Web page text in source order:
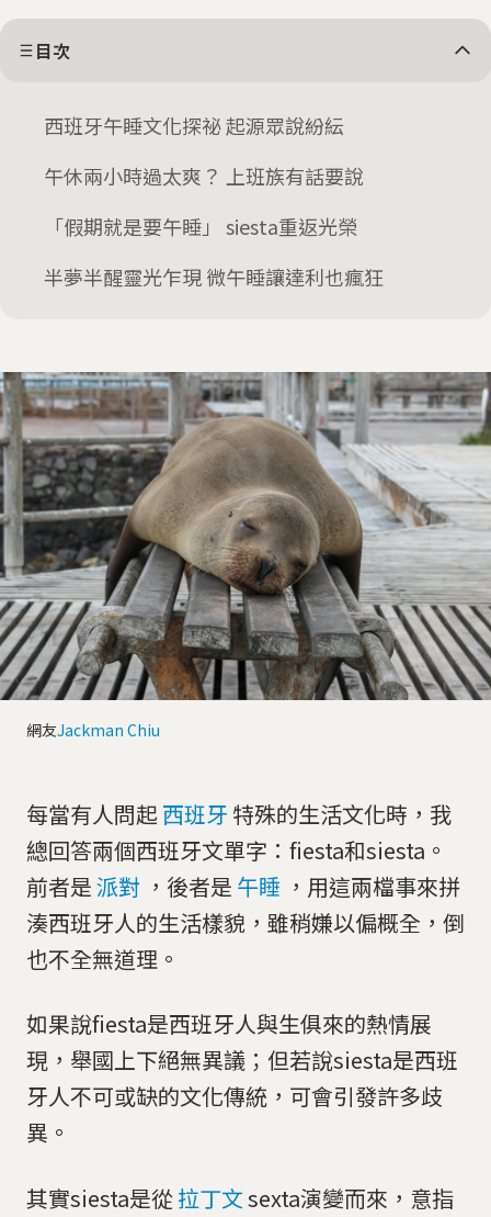
目次
西班牙午睡文化探祕 起源眾說紛紜
午休兩小時過太爽？ 上班族有話要說
「假期就是要午睡」 siesta重返光榮
半夢半醒靈光乍現 微午睡讓達利也瘋狂
網友Jackman Chiu
每當有人問起西班牙 特殊的生活文化時，我
總回答兩個西班牙文單字：fiesta和siesta。
前者是派對 ，後者是 午睡 ，用這兩檔事來拼
湊西班牙人的生活樣貌，雖稍嫌以偏概全，倒
也不全無道理。
如果說fiesta是西班牙人與生俱來的熱情展
現，舉國上下絕無異議；但若說siesta是西班
牙人不可或缺的文化傳統，可會引發許多歧
異。
其實siesta是從拉丁文sexta演變而來，意指